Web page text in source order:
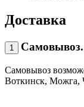
Доставка
1
Самовывоз
Воткинск, Можга,